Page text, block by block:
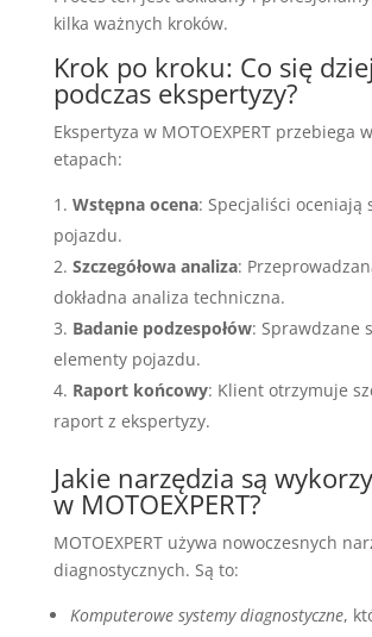
kilka ważnych kroków.
Krok po kroku: Co się
podczas ekspertyzy?
Ekspertyza w MOTOEXPERT przebiega
etapach:
Wstępna ocena: Specjaliści oceniają
pojazdu.
Szczegółowa analiza:
dokładna analiza techniczna.
Badanie podzespołów: Sprawdzane
elementy pojazdu.
Raport końcowy: Klient otrzymuje
raport z ekspertyzy.
Jakie narzędzia są
w MOTOEXPERT?
MOTOEXPERT używa nowoczesnych
diagnostycznych. Są to:
Komputerowe systemy diagnostyczne,